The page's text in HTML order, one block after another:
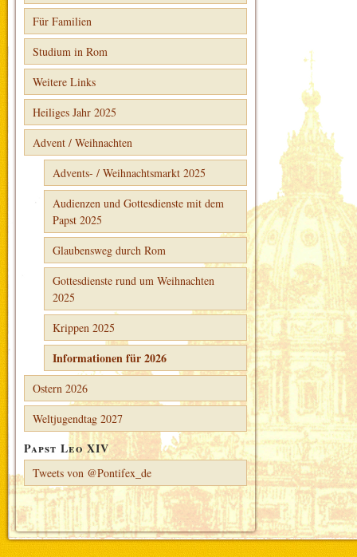
Für Familien
Studium in Rom
Weitere Links
Heiliges Jahr 2025
Advent / Weihnachten
Advents- / Weihnachtsmarkt 2025
Audienzen und Gottesdienste mit dem
Papst 2025
Glaubensweg durch Rom
Gottesdienste rund um Weihnachten
2025
Krippen 2025
Informationen für 2026
Ostern 2026
Weltjugendtag 2027
Papst Leo XIV
Tweets von @Pontifex_de